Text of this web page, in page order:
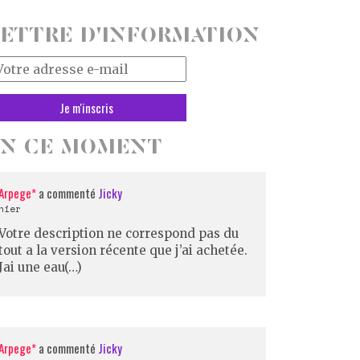
D'INFORMATION
CE MOMENT
a commenté Jicky
hier
description ne correspond pas du
a la version récente que j’ai achetée.
une eau(…)
a commenté Jicky